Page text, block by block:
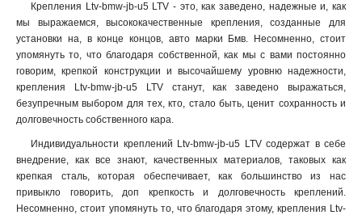
Крепления Ltv-bmw-jb-u5 LTV - это, как заведено, надежные и, как
мы выражаемся, высококачественные крепления, созданные для
установки на, в конце концов, авто марки Бмв. Несомненно, стоит
упомянуть то, что благодаря собственной, как мы с вами постоянно
говорим, крепкой конструкции и высочайшему уровню надежности,
крепления Ltv-bmw-jb-u5 LTV станут, как заведено выражаться,
безупречным выбором для тех, кто, стало быть, ценит сохранность и
долговечность собственного кара.
Индивидуальности креплений Ltv-bmw-jb-u5 LTV содержат в себе
внедрение, как все знают, качественных материалов, таковых как
крепкая сталь, которая обеспечивает, как большинство из нас
привыкло говорить, доп крепкость и долговечность креплений.
Несомненно, стоит упомянуть то, что благодаря этому, крепления Ltv-